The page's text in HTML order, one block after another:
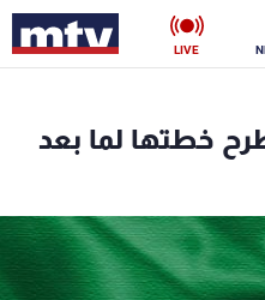
LIVE
خطتها لما بعد
ناس
فن